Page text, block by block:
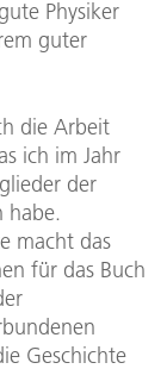
Physiker
guter
die Arbeit
ich im Jahr
der
habe.
macht das
für das Buch
Geschichte